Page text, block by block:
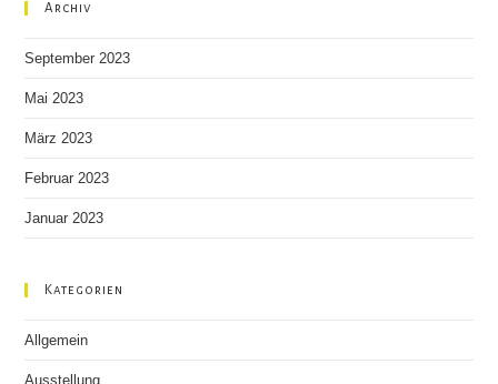
Archiv
September 2023
Mai 2023
März 2023
Februar 2023
Januar 2023
Kategorien
Allgemein
Ausstellung